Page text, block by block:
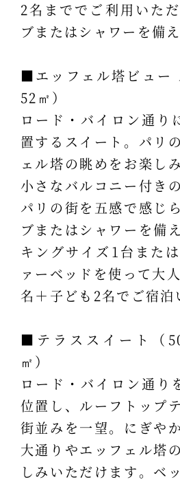
2名まででご利用いた
ブまたはシャワーを備え
■エッフェル塔ビュー
52㎡）
ロード・バイロン通り
置するスイート。パリ
ェル塔の眺めをお楽し
小さなバルコニー付き
パリの街を五感で感じ
ブまたはシャワーを備
キングサイズ1台また
ァーベッドを使って大
名＋子ども2名でご宿泊
■テラススイート（
㎡）
ロード・バイロン通り
位置し、ルーフトップ
街並みを一望。にぎや
大通りやエッフェル塔
しみいただけます。ベ